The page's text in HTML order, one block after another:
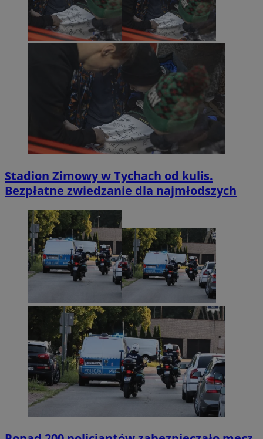
Stadion Zimowy w Tychach od kulis.
Bezpłatne zwiedzanie dla najmłodszych